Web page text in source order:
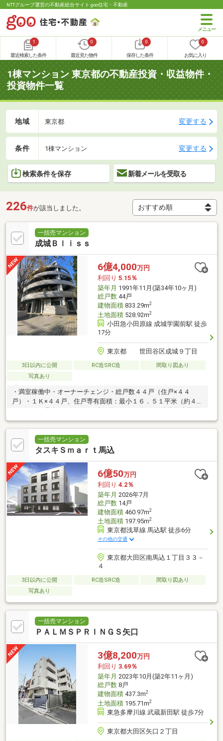
NTTグループ運営の不動産総合サイト goo住宅・不動産
1
最近検索した条件
0
最近見た物件
0
保存した条件
0
お気に入り
1棟マンション 東京都の不動産投資・収益物件・
投資物件一覧
地域 東京都 変更する
条件 1棟マンション 変更する
検索条件を保存 新着メールを受取る
226件が該当しました。
一括売マンション
成城Ｂｌｉｓｓ
6億4,000万円
利回り 5.15％
築年月 1991年11月(築34年10ヶ月)
総戸数44戸
建物面積833.29m2
土地面積528.92m2
小田急小田原線 成城学園前駅 徒歩
17分
東京都 世田谷区成城９丁目
3日以内に公開 RC造SRC造
間取り図あり
写真あり
・満室稼働中・オーナーチェンジ・総戸数４４戸（住戸×４４
戸）・１Ｋ×４４戸、住戸専有面積：最小１６．５１平米（約４．
線「成城学園前」駅バス４分「都立総合工科高校前」停徒歩３分
も利用可
一括売マンション
タスキＳｍａｒｔ馬込
6億50万円
利回り 4.2％
築年月 2026年7月
総戸数14戸
建物面積460.97m2
土地面積197.95m2
東京都浅草線 馬込駅 徒歩6分
その他の交通
東京都大田区南馬込１丁目３３－
４
3日以内に公開 RC造SRC造
間取り図あり
写真あり
一括売マンション
ＰＡＬＭＳＰＲＩＮＧＳ矢口
3億8,200万円
利回り 3.69％
築年月 2023年10月(築2年11ヶ月)
総戸数8戸
建物面積437.3m2
土地面積195.71m2
東急多摩川線 武蔵新田駅 徒歩7分
東京都大田区矢口２丁目